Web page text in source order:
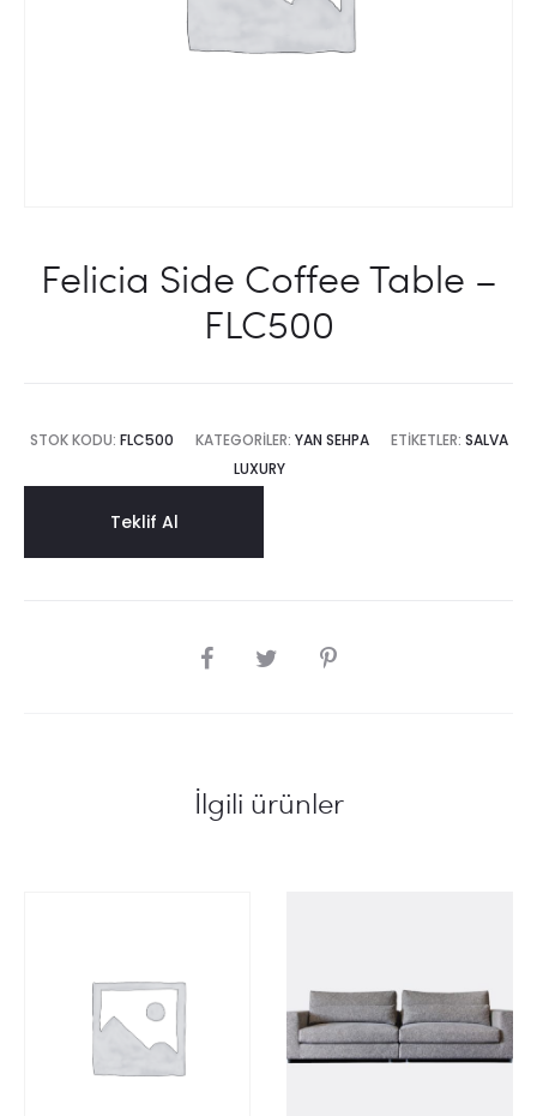
Felicia Side Coffee Table –
FLC500
STOK KODU: FLC500 KATEGORILER: YAN SEHPA ETIKETLER: SALVA
LUXURY
Teklif Al
SHARE
İlgili ürünler